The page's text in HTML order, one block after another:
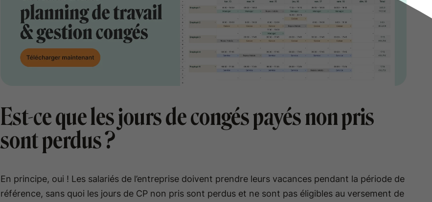
Est-ce que les jours de congés payés non pris
sont perdus ?
En principe, oui ! Les salariés de l’entreprise doivent prendre leurs vacances pendant la période de
référence, sans quoi les jours de CP non pris sont perdus et ne sont pas éligibles au versement de